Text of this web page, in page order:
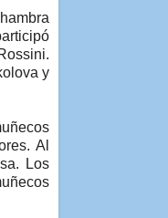
y
Al
Los